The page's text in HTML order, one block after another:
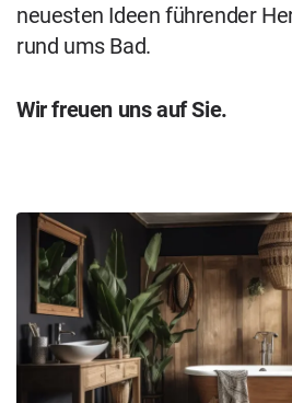
neuesten Ideen führender
rund ums Bad.
Wir freuen uns auf Sie.